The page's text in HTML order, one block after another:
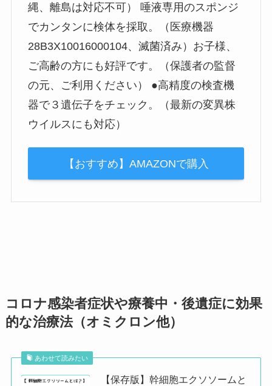
縄、離島は対応不可） 唾液専用のスポンジ
でカンタンに検体を採取。（医療機器
28B3X10016000104、滅菌済み）お子様、
ご高齢の方にも好評です。（保護者の監督
の元、ご利用ください） ●高精度の検査機
器で３遺伝子をチェック。（最新の変異株
ウイルスにも対応）
【おすすめ】AMAZONで購入
コロナ感染者症状や療養中・後遺症に効果
的な治療法（オミクロン他）
あわせて読みたい
【保存版】幹細胞エクソソームと